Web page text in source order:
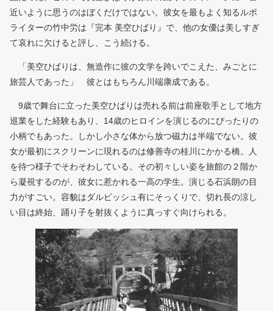
近いように思うのはぼくだけではない。彼女を最もよく知るルポ
ライターの竹中労は『完本 美空ひばり』で、他の女優は美しすぎ
て哀れに欠けると評し、こう続ける。
「美空ひばりは、無造作に彼の文学を跨いでこえた、みごとに
旅芸人であった」 彼とはもちろん川端康成である。
9歳で舞台に立った美空ひばりは売れる前は前座歌手として地方
巡業をした経験もあり、14歳のヒロインを演じるのにぴったりの
小柄でもあった。しかし小さな体から放つ磁力は半端でない。彼
女が最初にスクリーンに現れるのは修善寺の桂川にかかる橋。人
を待つ様子でそわそわしている。その初々しい姿を旅館の２階か
ら凝視するのが、彼女に惹かれる一高の学生。演じる石浜朗の目
力がすごい。容貌はダルビッシュ有にそっくりで、切れ長の涼し
い目は終始、踊り子を射抜くように真っすぐ向けられる。